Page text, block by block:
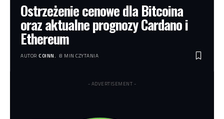
Ostrzeżenie cenowe dla Bitcoina
oraz aktualne prognozy Cardano i
Ethereum
AUTOR COINN. 8 MIN CZYTANIA
- ADVERTISEMENT -